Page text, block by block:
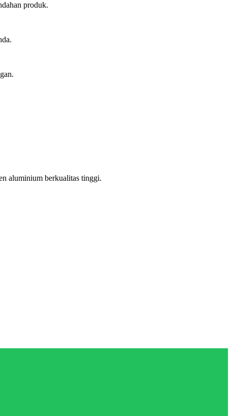
produk.
aluminium berkualitas tinggi.